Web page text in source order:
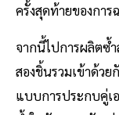
ครั้งสุดท้ายของการ
จากนี้ไปการผลิตซ้
สองชิ้นรวมเข้าด้ว
แบบการประกบคู่เ